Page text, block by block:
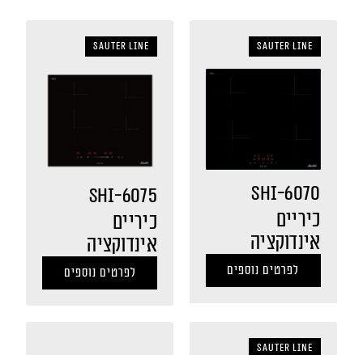
sauter LINE
SHI-6070
כיריים
אינדוקציה
לפרטים נוספים
sauter LINE
SHI-6075
כיריים
אינדוקציה
לפרטים נוספים
sauter LINE